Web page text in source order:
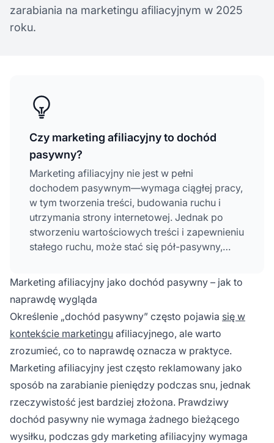
zarabiania na marketingu afiliacyjnym w 2025
roku.
Czy marketing afiliacyjny to dochód
pasywny?
Marketing afiliacyjny nie jest w pełni
dochodem pasywnym—wymaga ciągłej pracy,
w tym tworzenia treści, budowania ruchu i
utrzymania strony internetowej. Jednak po
stworzeniu wartościowych treści i zapewnieniu
stałego ruchu, może stać się pół-pasywny,
minimalnym nakładzie pracy. Sukces zależy od
regularnej aktualizacji treści i strategicznego
rozmieszczenia linków afiliacyjnych.
Marketing afiliacyjny jako dochód pasywny – jak to
naprawdę wygląda
Określenie „dochód pasywny” często pojawia się w
kontekście marketingu afiliacyjnego, ale warto
zrozumieć, co to naprawdę oznacza w praktyce.
Marketing afiliacyjny jest często reklamowany jako
sposób na zarabianie pieniędzy podczas snu, jednak
rzeczywistość jest bardziej złożona. Prawdziwy
dochód pasywny nie wymaga żadnego bieżącego
wysiłku, podczas gdy marketing afiliacyjny wymaga